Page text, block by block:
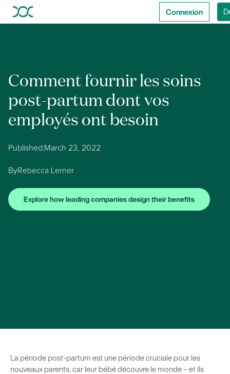
Connexion
Comment fournir les soins
post-partum dont vos
employés ont besoin
Published:March 23, 2022
ByRebecca Lerner
Explore how leading companies design their benefits
La période post-partum est une période cruciale pour les
nouveaux parents, car leur bébé découvre le monde – et ils